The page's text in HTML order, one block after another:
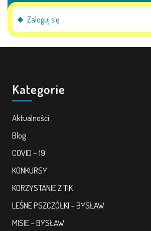
Zaloguj się
Kategorie
Aktualności
Blog
COVID – 19
KONKURSY
KORZYSTANIE Z TIK
LEŚNE PSZCZÓŁKI – BYSŁAW
MISIE – BYSŁAW